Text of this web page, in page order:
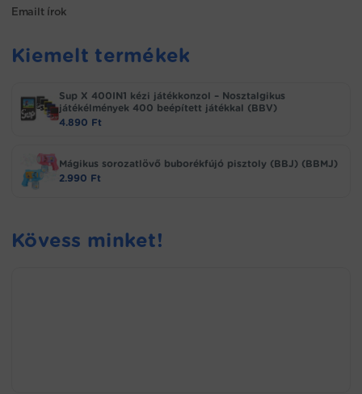
Emailt írok
Kiemelt termékek
Sup X 400IN1 kézi játékkonzol – Nosztalgikus
játékélmények 400 beépített játékkal (BBV)
4.890 Ft
Mágikus sorozatlövő buborékfújó pisztoly (BBJ) (BBMJ)
2.990 Ft
Kövess minket!